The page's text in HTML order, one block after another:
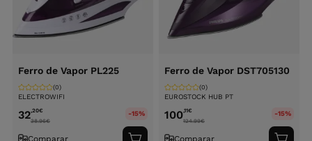
Ferro de Vapor PL225
ELECTROWIFI
(0)
32,20€
38.96€
-15%
Comparar
Ferro de Vapor DST705130
EUROSTOCK HUB PT
(0)
100,11€
124.99€
-15%
Comparar